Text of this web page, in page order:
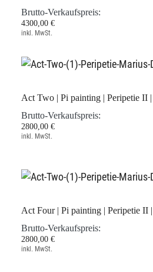
Brutto-Verkaufspreis:
4300,00 €
inkl. MwSt.
Act Two | Pi painting | Peripetie II
Brutto-Verkaufspreis:
2800,00 €
inkl. MwSt.
Act Four | Pi painting | Peripetie II
Brutto-Verkaufspreis:
2800,00 €
inkl. MwSt.